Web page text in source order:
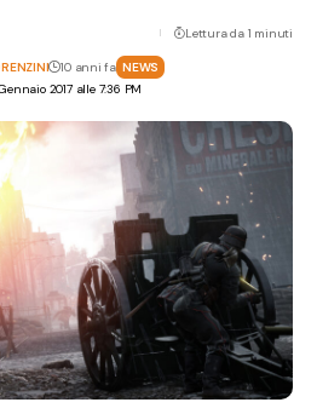
2017 alle 7:36 PM
10 anni fa NEWS
Lettura da 1 minuti